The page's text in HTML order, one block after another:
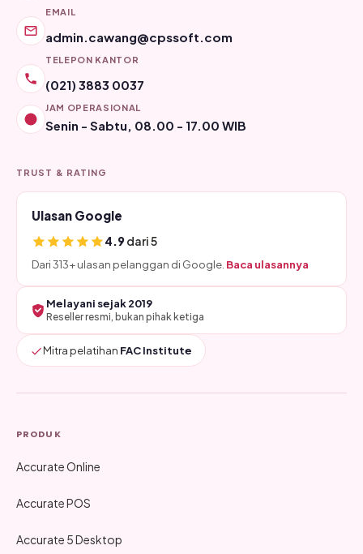
EMAIL
admin.cawang@cpssoft.com
TELEPON KANTOR
(021) 3883 0037
JAM OPERASIONAL
Senin - Sabtu, 08.00 - 17.00 WIB
TRUST & RATING
Ulasan Google
4.9dari 5
Dari 313+ ulasan pelanggan di Google. Baca ulasannya
Melayani sejak 2019
Reseller resmi, bukan pihak ketiga
Mitra pelatihan FAC Institute
PRODUK
Accurate Online
Accurate POS
Accurate 5 Desktop